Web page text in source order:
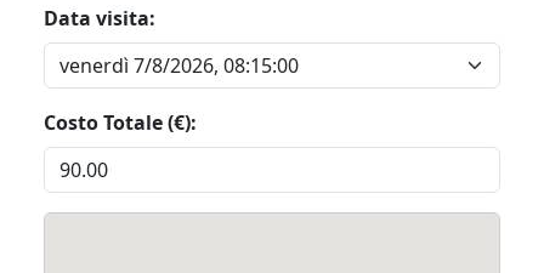
Data visita:
Costo Totale (€):